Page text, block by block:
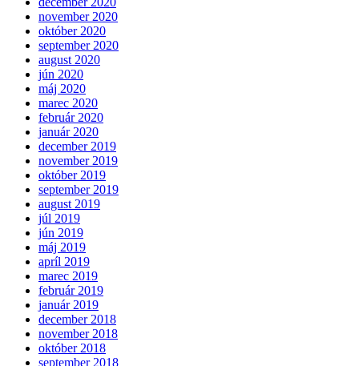
november 2020
október 2020
september 2020
august 2020
jún 2020
máj 2020
marec 2020
február 2020
január 2020
december 2019
november 2019
október 2019
september 2019
august 2019
júl 2019
jún 2019
máj 2019
apríl 2019
marec 2019
február 2019
január 2019
december 2018
november 2018
október 2018
september 2018